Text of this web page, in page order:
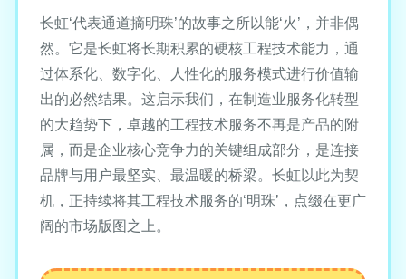
长虹‘代表通道摘明珠’的故事之所以能‘火’，并非偶
然。它是长虹将长期积累的硬核工程技术能力，通
过体系化、数字化、人性化的服务模式进行价值输
出的必然结果。这启示我们，在制造业服务化转型
的大趋势下，卓越的工程技术服务不再是产品的附
属，而是企业核心竞争力的关键组成部分，是连接
品牌与用户最坚实、最温暖的桥梁。长虹以此为契
机，正持续将其工程技术服务的‘明珠’，点缀在更广
阔的市场版图之上。